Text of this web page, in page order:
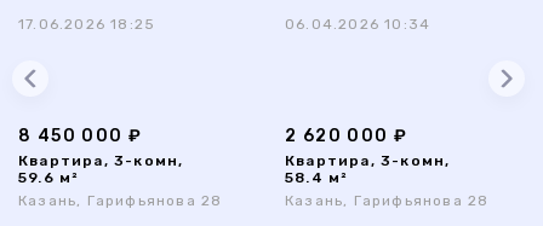
17.06.2026 18:25 06.04.2026 10:34
8 450 000 ₽
Квартира, 3-комн,
59.6 м²
Казань, Гарифьянова 28
2 620 000 ₽
Квартира, 3-комн,
58.4 м²
Казань, Гарифьянова 28